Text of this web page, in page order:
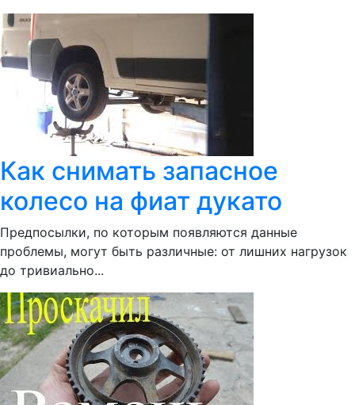
Как снимать запасное
колесо на фиат дукато
Предпосылки, по которым появляются данные
проблемы, могут быть различные: от лишних нагрузок
до тривиально...